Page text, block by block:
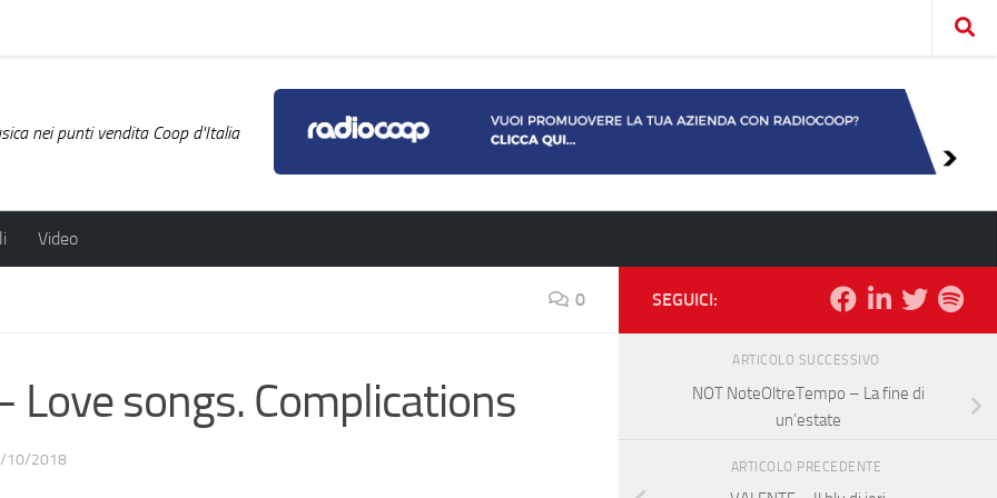
nei punti vendita Coop d'Italia
Video
0
Love songs. Complications
10/2018
SEGUICI:
ARTICOLO SUCCESSIVO
NOT NoteOltreTempo – La fine di
un’estate
ARTICOLO PRECEDENTE